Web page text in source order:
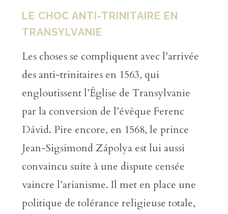
LE CHOC ANTI-TRINITAIRE EN
TRANSYLVANIE
Les choses se compliquent avec l’arrivée
des anti-trinitaires en 1563, qui
engloutissent l’Église de Transylvanie
par la conversion de l’évêque Ferenc
Dávid. Pire encore, en 1568, le prince
Jean-Sigsimond Zápolya est lui aussi
convaincu suite à une dispute censée
vaincre l’arianisme. Il met en place une
politique de tolérance religieuse totale,